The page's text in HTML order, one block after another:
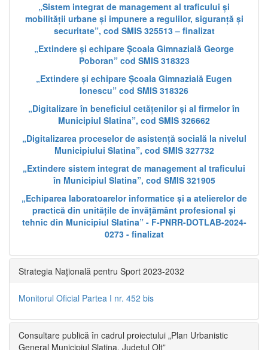
„Sistem integrat de management al traficului și
mobilității urbane și impunere a regulilor, siguranță și
securitate”, cod SMIS 325513 – finalizat
„Extindere și echipare Școala Gimnazială George
Poboran” cod SMIS 318323
„Extindere și echipare Școala Gimnazială Eugen
Ionescu” cod SMIS 318326
„Digitalizare în beneficiul cetățenilor și al firmelor în
Municipiul Slatina”, cod SMIS 326662
„Digitalizarea proceselor de asistență socială la nivelul
Municipiului Slatina”, cod SMIS 327732
„Extindere sistem integrat de management al traficului
în Municipiul Slatina”, cod SMIS 321905
„Echiparea laboratoarelor informatice și a atelierelor de
practică din unitățile de învățământ profesional și
tehnic din Municipiul Slatina” - F-PNRR-DOTLAB-2024-
0273 - finalizat
Strategia Națională pentru Sport 2023-2032
Monitorul Oficial Partea I nr. 452 bis
Consultare publică în cadrul proiectului „Plan Urbanistic
General Municipiul Slatina, Județul Olt”